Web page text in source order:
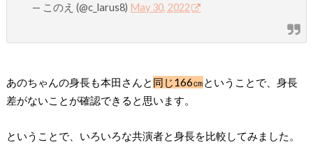
— このえ (@c_larus8) May 30, 2022
あのちゃんの身長も本田さんと 同じ166㎝ということで、身長
差がないことが確認できると思います。
ということで、いろいろな共演者と身長を比較してみました。